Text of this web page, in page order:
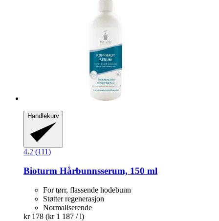
Handlekurv
4.2 (111)
Bioturm Hårbunnsserum, 150 ml
For tørr, flassende hodebunn
Støtter regenerasjon
Normaliserende
kr 178 (kr 1 187 / l)